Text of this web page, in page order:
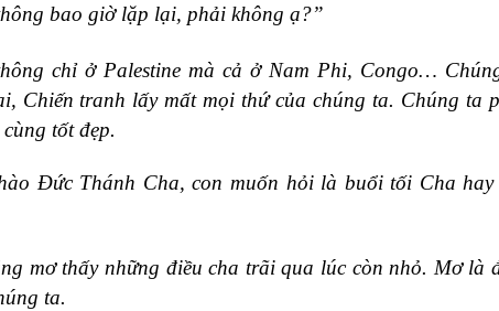
bao giờ lặp lại, phải không ạ?”
chỉ ở Palestine mà cả ở Nam Phi, Congo…
Chiến tranh lấy mất mọi thứ của chúng ta. Chúng ta
tốt đẹp.
Đức Thánh Cha, con muốn hỏi là buổi tối Cha hay
mơ thấy những điều cha trãi qua lúc còn nhỏ. Mơ là
ta.